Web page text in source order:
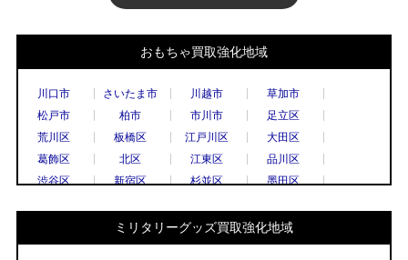
おもちゃ買取強化地域
川口市 さいたま市 川越市
草加市
松戸市
柏市 市川市
足立区
荒川区
板橋区 江戸川区
大田区
葛飾区
北区 江東区
品川区
渋谷区
新宿区 杉並区
墨田区
中野区 練馬区
文京区
港区
目黒区 国立市
小金井市
ミリタリーグッズ買取強化地域